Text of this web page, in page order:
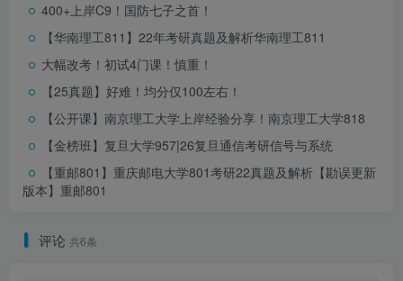
真题详细解析领取，请于公众号后台
留个点赞和在看再走呀~
你们是我更新的唯一动力！
请做完再看解析哦~
本文所用到的分析数据、录取名单会上传到北京信息科技
的考研交流q群：
复习文件与各种资料，欢迎大家进群交流学习
400+上岸C9！国防七子之首！
【华南理工811】22年考研真题及解析华南理工811
大幅改考！初试4门课！慎重！
【25真题】好难！均分仅100左右！
【公开课】南京理工大学上岸经验分享！ 南京理工大学818
【金榜班】复旦大学957|26复旦通信考研信号与系统
【重邮801】重庆邮电大学801考研22真题及解析【勘误更新
版本】 重邮801
评论 共6条